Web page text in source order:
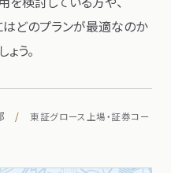
どの​プランが​最適なのか​
う。
/
東証グロース上場・証券コー